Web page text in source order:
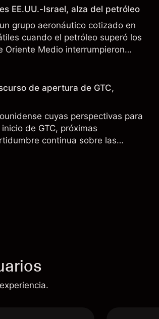
EE.UU.-Israel, alza del petróleo
grupo aeronáutico cotizado en
cuando el petróleo superó los
Oriente Medio interrumpieron
fiable de resultados
de apertura de GTC,
cuyas perspectivas para
de GTC, próximas
continua sobre las
pasado no es un